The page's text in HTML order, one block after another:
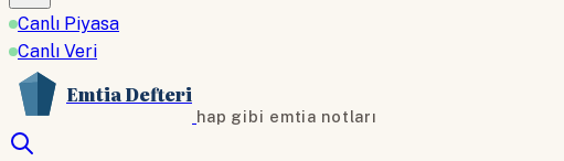
Canlı Piyasa
Canlı Veri
Emtia Defteri
hap gibi emtia notları